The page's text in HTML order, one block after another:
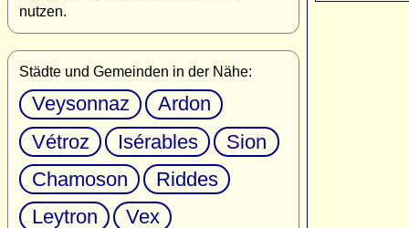
nutzen.
Städte und Gemeinden in der Nähe:
Veysonnaz
Ardon
Vétroz
Isérables
Sion
Chamoson
Riddes
Leytron
Vex